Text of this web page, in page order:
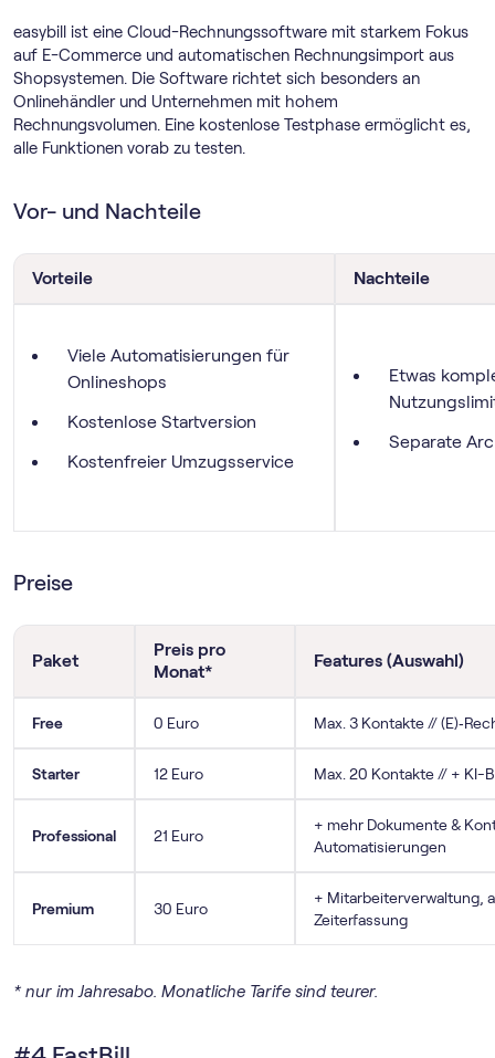
easybill ist eine Cloud-Rechnungssoftware mit starkem Fokus
auf E-Commerce und automatischen Rechnungsimport aus
Shopsystemen. Die Software richtet sich besonders an
Onlinehändler und Unternehmen mit hohem
Rechnungsvolumen. Eine kostenlose Testphase ermöglicht es,
alle Funktionen vorab zu testen.
Vor- und Nachteile
Vorteile Nachteile
Viele Automatisierungen für
Onlineshops
Kostenlose Startversion
Kostenfreier Umzugsservice
Etwas
Separate
Preise
Paket
Preis pro
Monat*
Features (Auswahl)
Free 0 Euro Max. 3 Kontakte //
Starter 12 Euro Max. 20 Kontakte // + KI-
Professional 21 Euro
+ mehr Dokumente &
Automatisierungen
Premium 30 Euro
+ Mitarbeiterverwaltung,
Zeiterfassung
* nur im Jahresabo. Monatliche Tarife sind teurer.